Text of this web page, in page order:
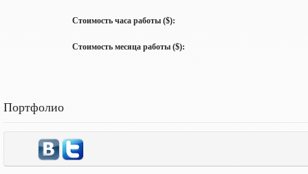
Стоимость часа работы ($):
Стоимость месяца работы ($):
Портфолио